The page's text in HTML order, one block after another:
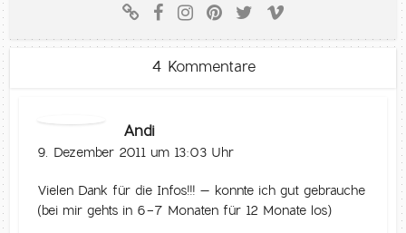
4 Kommentare
Andi
9. Dezember 2011 um 13:03 Uhr
Vielen Dank für die Infos!!! – konnte ich gut gebrauche
(bei mir gehts in 6-7 Monaten für 12 Monate los)